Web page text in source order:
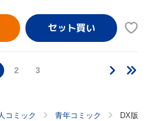
2 3
コミック 青年コミック DX版